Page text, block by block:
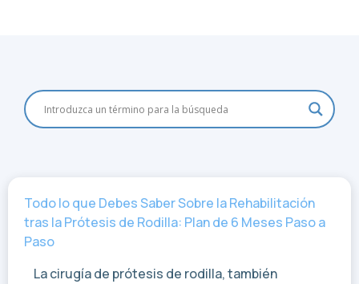
Todo lo que Debes Saber Sobre la Rehabilitación
tras la Prótesis de Rodilla: Plan de 6 Meses Paso a
Paso
La cirugía de prótesis de rodilla, también